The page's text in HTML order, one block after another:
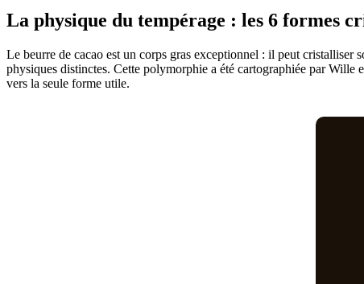
La physique du tempérage : les 6 formes
Le beurre de cacao est un corps gras exceptionnel : il peut cristalliser
physiques distinctes. Cette polymorphie a été cartographiée par Wille
vers la seule forme utile.